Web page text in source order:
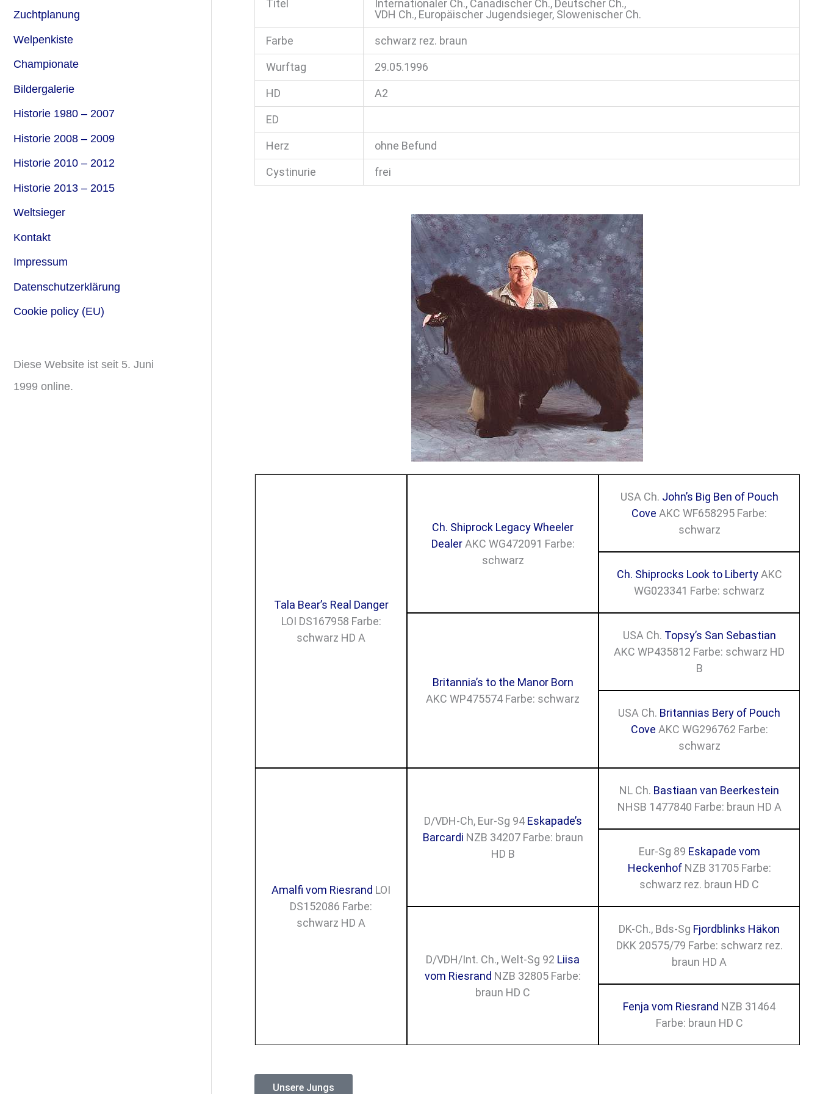
h
Zuchtplanung
Welpenkiste
Championate
Bildergalerie
Historie 1980 – 2007
Historie 2008 – 2009
Historie 2010 – 2012
Historie 2013 – 2015
Weltsieger
Kontakt
Impressum
Datenschutzerklärung
Cookie policy (EU)
Diese Website ist seit 5. Juni
1999 online.
Titel
Internationaler Ch., Canadischer Ch., Deutscher Ch.,
VDH Ch., Europäischer Jugendsieger, Slowenischer Ch.
Farbe schwarz rez. braun
Wurftag 29.05.1996
HD A2
ED
Herz ohne Befund
Cystinurie frei
Tala Bear’s Real Danger
LOI DS167958 Farbe:
schwarz HD A
Ch. Shiprock Legacy Wheeler
DealerAKC WG472091 Farbe:
schwarz
USA Ch. John’s Big Ben of Pouch
Cove AKC WF658295 Farbe:
schwarz
Ch. Shiprocks Look to LibertyAKC
WG023341 Farbe: schwarz
Britannia’s to the Manor Born
AKC WP475574 Farbe: schwarz
USA Ch. Topsy’s San Sebastian
AKC WP435812 Farbe: schwarz HD
B
USA Ch. Britannias Bery of Pouch
Cove AKC WG296762 Farbe:
schwarz
Amalfi vom Riesrand LOI
DS152086 Farbe:
schwarz HD A
D/VDH-Ch, Eur-Sg 94 Eskapade’s
Barcardi NZB 34207 Farbe: braun
HD B
NL Ch. Bastiaan van Beerkestein
NHSB 1477840 Farbe: braun HD A
Eur-Sg 89 Eskapade vom
HeckenhofNZB 31705 Farbe:
schwarz rez. braun HD C
D/VDH/Int. Ch., Welt-Sg 92 Liisa
vom Riesrand NZB 32805 Farbe:
braun HD C
DK-Ch., Bds-Sg Fjordblinks Häkon
DKK 20575/79 Farbe: schwarz rez.
braun HD A
Fenja vom Riesrand NZB 31464
Farbe: braun HD C
Unsere Jungs